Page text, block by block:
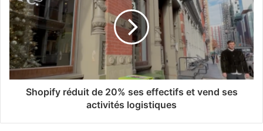
Shopify réduit de 20% ses effectifs et vend ses
activités logistiques